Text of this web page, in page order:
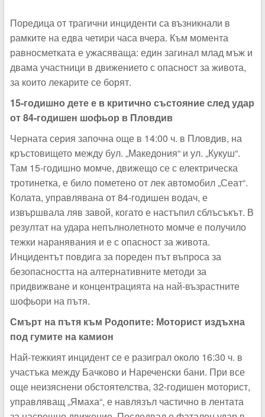
Поредица от трагични инциденти са възникнали в
рамките на едва четири часа вчера. Към момента
равносметката е ужасяваща: един загинал млад мъж и
двама участници в движението с опасност за живота,
за които лекарите се борят.
15-годишно дете е в критично състояние след удар
от 84-годишен шофьор в Пловдив
Черната серия започна още в 14:00 ч. в Пловдив, на
кръстовището между бул. „Македония“ и ул. „Кукуш“.
Там 15-годишно момче, движещо се с електрическа
тротинетка, е било пометено от лек автомобил „Сеат“.
Колата, управлявана от 84-годишен водач, е
извършвала ляв завой, когато е настъпил сблъсъкът. В
резултат на удара непълнолетното момче е получило
тежки наранявания и е с опасност за живота.
Инцидентът повдига за пореден път въпроса за
безопасността на алтернативните методи за
придвижване и концентрацията на най-възрастните
шофьори на пътя.
Смърт на пътя към Родопите: Моторист издъхна
под гумите на камион
Най-тежкият инцидент се е разиграл около 16:30 ч. в
участъка между Бачково и Нареченски бани. При все
още неизяснени обстоятелства, 32-годишен моторист,
управляващ „Ямаха“, е навлязъл частично в лентата